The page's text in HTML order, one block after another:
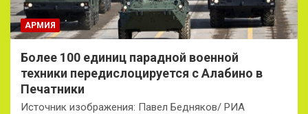
АРМИЯ
Более 100 единиц парадной военной
техники передислоцируется с Алабино в
Печатники
Источник изображения: Павел Бедняков/ РИА